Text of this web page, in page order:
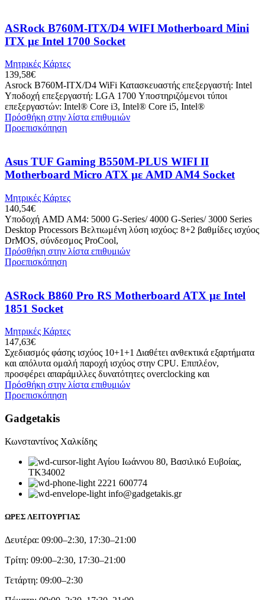
ASRock B760M-ITX/D4 WIFI Motherboard Mini
ITX με Intel 1700 Socket
Μητρικές Κάρτες
139,58€
Asrock B760M-ITX/D4 WiFi Κατασκευαστής επεξεργαστή: Intel
Υποδοχή επεξεργαστή: LGA 1700 Υποστηριζόμενοι τύποι
επεξεργαστών: Intel® Core i3, Intel® Core i5, Intel®
Πρόσθήκη στην λίστα επιθυμιών
Προεπισκόπηση
Asus TUF Gaming B550M-PLUS WIFI II
Motherboard Micro ATX με AMD AM4 Socket
Μητρικές Κάρτες
140,54€
Υποδοχή AMD AM4: 5000 G-Series/ 4000 G-Series/ 3000 Series
Desktop Processors Βελτιωμένη λύση ισχύος: 8+2 βαθμίδες ισχύος
DrMOS, σύνδεσμος ProCool,
Πρόσθήκη στην λίστα επιθυμιών
Προεπισκόπηση
ASRock B860 Pro RS Motherboard ATX με Intel
1851 Socket
Μητρικές Κάρτες
147,63€
Σχεδιασμός φάσης ισχύος 10+1+1 Διαθέτει ανθεκτικά εξαρτήματα
και απόλυτα ομαλή παροχή ισχύος στην CPU. Επιπλέον,
προσφέρει απαράμιλλες δυνατότητες overclocking και
Πρόσθήκη στην λίστα επιθυμιών
Προεπισκόπηση
Gadgetakis
Κωνσταντίνος Χαλκίδης
Αγίου Ιωάννου 80, Βασιλικό Ευβοίας,
ΤΚ34002
2221 600774
info@gadgetakis.gr
ΩΡΕΣ ΛΕΙΤΟΥΡΓΙΑΣ
Δευτέρα: 09:00–2:30, 17:30–21:00
Τρίτη: 09:00–2:30, 17:30–21:00
Τετάρτη: 09:00–2:30